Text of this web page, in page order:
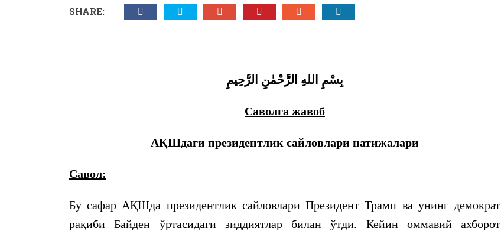
SHARE:
بِسْمِ اللهِ الرَّحْمٰنِ الرَّحِيمِ
Саволга жавоб
АҚШдаги президентлик сайловлари натижалари
Савол:
Бу сафар АҚШда президентлик сайловлари Президент Трамп ва унинг демократ
рақиби Байден ўртасидаги зиддиятлар билан ўтди. Кейин оммавий ахборот